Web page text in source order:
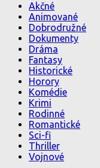
Akčné
Animované
Dobrodružné
Dokumenty
Dráma
Fantasy
Historické
Horory
Komédie
Krimi
Rodinné
Romantické
Sci-fi
Thriller
Vojnové